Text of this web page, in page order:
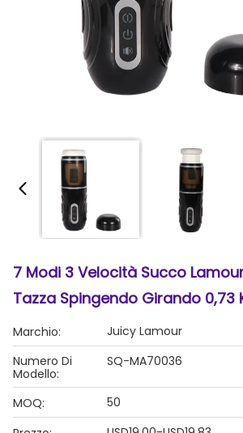
7 Modi 3 Velocità Succo
Tazza Spingendo Girando 0,73
Marchio:
Juicy Lamour
Numero Di
Modello:
SQ-MA70036
MOQ:
50